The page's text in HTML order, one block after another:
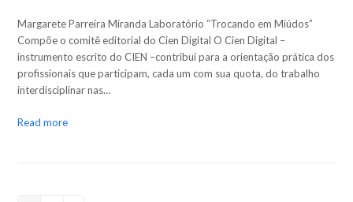
Margarete Parreira Miranda Laboratório “Trocando em Miúdos”
Compõe o comitê editorial do Cien Digital O Cien Digital –
instrumento escrito do CIEN –contribui para a orientação prática dos
profissionais que participam, cada um com sua quota, do trabalho
interdisciplinar nas…
Read more